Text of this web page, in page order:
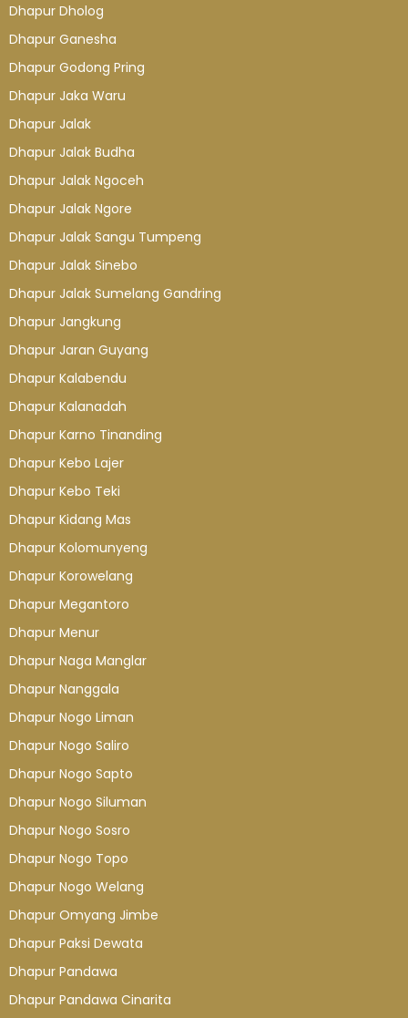
Dhapur Dholog
Dhapur Ganesha
Dhapur Godong Pring
Dhapur Jaka Waru
Dhapur Jalak
Dhapur Jalak Budha
Dhapur Jalak Ngoceh
Dhapur Jalak Ngore
Dhapur Jalak Sangu Tumpeng
Dhapur Jalak Sinebo
Dhapur Jalak Sumelang Gandring
Dhapur Jangkung
Dhapur Jaran Guyang
Dhapur Kalabendu
Dhapur Kalanadah
Dhapur Karno Tinanding
Dhapur Kebo Lajer
Dhapur Kebo Teki
Dhapur Kidang Mas
Dhapur Kolomunyeng
Dhapur Korowelang
Dhapur Megantoro
Dhapur Menur
Dhapur Naga Manglar
Dhapur Nanggala
Dhapur Nogo Liman
Dhapur Nogo Saliro
Dhapur Nogo Sapto
Dhapur Nogo Siluman
Dhapur Nogo Sosro
Dhapur Nogo Topo
Dhapur Nogo Welang
Dhapur Omyang Jimbe
Dhapur Paksi Dewata
Dhapur Pandawa
Dhapur Pandawa Cinarita